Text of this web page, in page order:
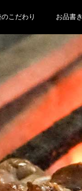
のこだわり お品書き